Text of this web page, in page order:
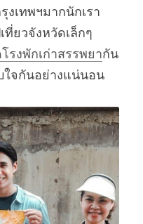
งเทพฯมากนักเรา
ที่ยวจังหวัดเล็กๆ
รงพักเก่าสรรพยากัน
ใจกันอย่างแน่นอน